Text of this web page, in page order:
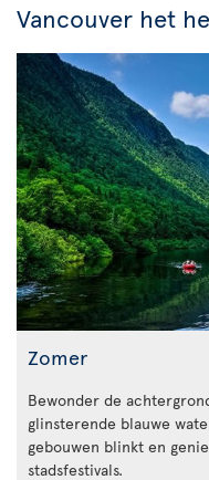
Vancouver het
Zomer
Bewonder de
glinsterende blauwe
gebouwen blinkt en
stadsfestivals.